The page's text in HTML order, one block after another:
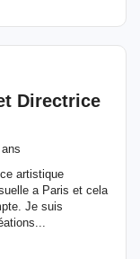
Directrice
artistique
a Paris et cela
Je suis